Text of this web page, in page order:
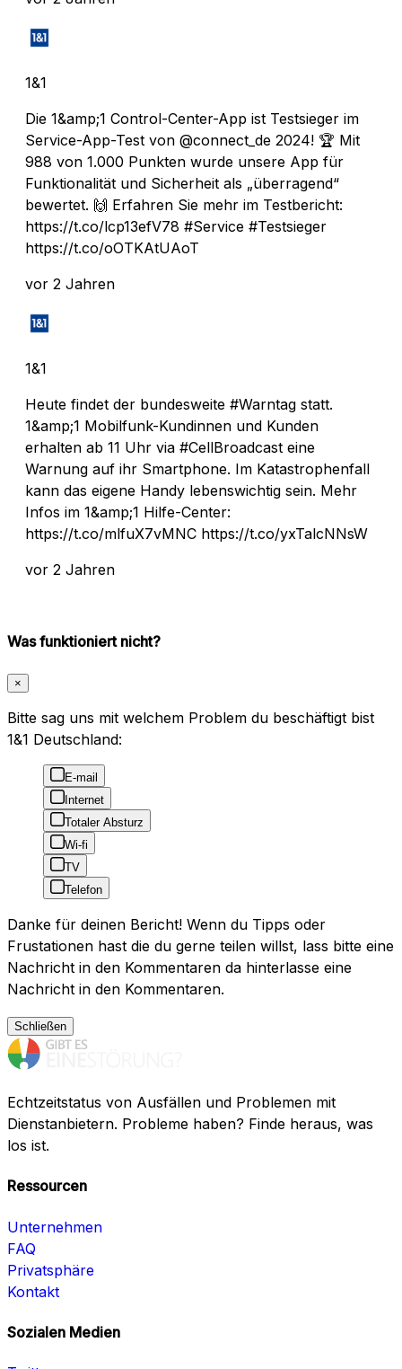
1&1
Die 1&amp;1 Control-Center-App ist Testsieger im
Service-App-Test von @connect_de 2024! 🏆 Mit
988 von 1.000 Punkten wurde unsere App für
Funktionalität und Sicherheit als „überragend“
bewertet. 🙌 Erfahren Sie mehr im Testbericht:
https://t.co/lcp13efV78 #Service #Testsieger
https://t.co/oOTKAtUAoT
vor 2 Jahren
1&1
Heute findet der bundesweite #Warntag statt.
1&amp;1 Mobilfunk-Kundinnen und Kunden
erhalten ab 11 Uhr via #CellBroadcast eine
Warnung auf ihr Smartphone. Im Katastrophenfall
kann das eigene Handy lebenswichtig sein. Mehr
Infos im 1&amp;1 Hilfe-Center:
https://t.co/mlfuX7vMNC https://t.co/yxTalcNNsW
vor 2 Jahren
Was funktioniert nicht?
×
Bitte sag uns mit welchem Problem du beschäftigt bist
1&1 Deutschland:
E-mail
Internet
Totaler Absturz
Wi-fi
TV
Telefon
Danke für deinen Bericht! Wenn du Tipps oder
Frustationen hast die du gerne teilen willst, lass bitte eine
Nachricht in den Kommentaren da hinterlasse eine
Nachricht in den Kommentaren.
Schließen
Echtzeitstatus von Ausfällen und Problemen mit
Dienstanbietern. Probleme haben? Finde heraus, was
los ist.
Ressourcen
Unternehmen
FAQ
Privatsphäre
Kontakt
Sozialen Medien